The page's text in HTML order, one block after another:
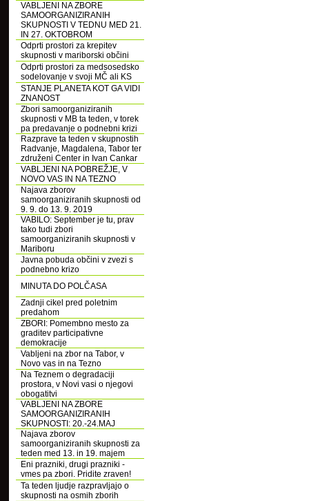
VABLJENI NA ZBORE
SAMOORGANIZIRANIH
SKUPNOSTI V TEDNU MED 21.
IN 27. OKTOBROM
Odprti prostori za krepitev
skupnosti v mariborski občini
Odprti prostori za medsosedsko
sodelovanje v svoji MČ ali KS
STANJE PLANETA KOT GA VIDI
ZNANOST
Zbori samoorganiziranih
skupnosti v MB ta teden, v torek
pa predavanje o podnebni krizi
Razprave ta teden v skupnostih
Radvanje, Magdalena, Tabor ter
združeni Center in Ivan Cankar
VABLJENI NA POBREŽJE, V
NOVO VAS IN NA TEZNO
Najava zborov
samoorganiziranih skupnosti od
9. 9. do 13. 9. 2019
VABILO: September je tu, prav
tako tudi zbori
samoorganiziranih skupnosti v
Mariboru
Javna pobuda občini v zvezi s
podnebno krizo
MINUTA DO POLČASA
Zadnji cikel pred poletnim
predahom
ZBORI: Pomembno mesto za
graditev participativne
demokracije
Vabljeni na zbor na Tabor, v
Novo vas in na Tezno
Na Teznem o degradaciji
prostora, v Novi vasi o njegovi
obogatitvi
VABLJENI NA ZBORE
SAMOORGANIZIRANIH
SKUPNOSTI: 20.-24.MAJ
Najava zborov
samoorganiziranih skupnosti za
teden med 13. in 19. majem
Eni prazniki, drugi prazniki -
vmes pa zbori. Pridite zraven!
Ta teden ljudje razpravljajo o
skupnosti na osmih zborih